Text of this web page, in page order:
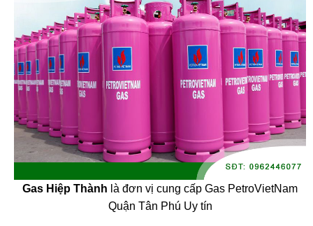
Gas Hiệp Thành là đơn vị cung cấp Gas PetroVietNam
Quận Tân Phú Uy tín